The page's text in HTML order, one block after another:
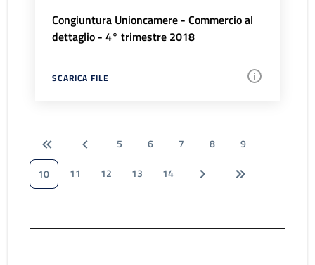
Congiuntura Unioncamere - Commercio al
dettaglio - 4° trimestre 2018
SCARICA FILE
5 6 7 8
9
10
11 12 13 14